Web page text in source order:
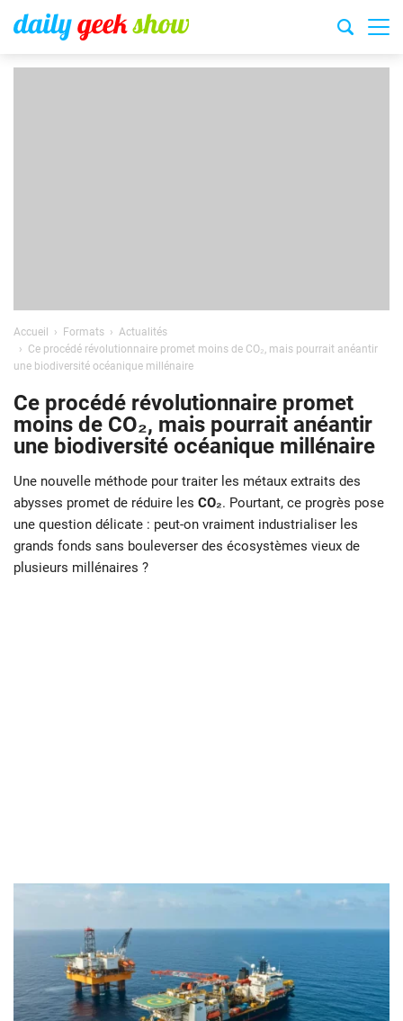
Accueil Formats
Actualités
Ce procédé révolutionnaire promet moins de CO₂, mais pourrait anéantir
une biodiversité océanique millénaire
Ce procédé révolutionnaire promet
moins de CO₂, mais pourrait anéantir
une biodiversité océanique millénaire
Une nouvelle méthode pour traiter les métaux extraits des
abysses promet de réduire les CO₂. Pourtant, ce progrès pose
une question délicate : peut-on vraiment industrialiser les
grands fonds sans bouleverser des écosystèmes vieux de
plusieurs millénaires ?